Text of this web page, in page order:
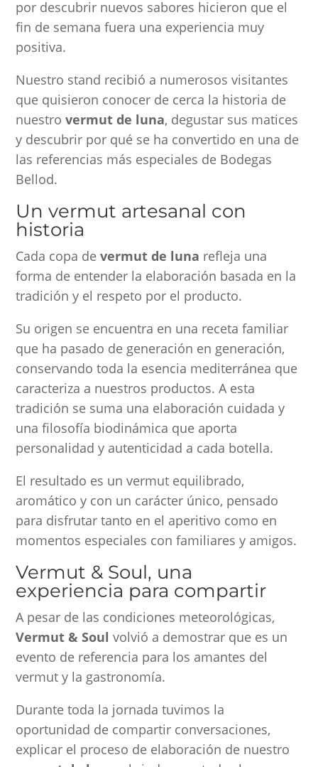
por descubrir nuevos sabores hicieron que el
fin de semana fuera una experiencia muy
positiva.
Nuestro stand recibió a numerosos visitantes
que quisieron conocer de cerca la historia de
nuestrovermut de luna, degustar sus matices
y descubrir por qué se ha convertido en una de
las referencias más especiales de Bodegas
Bellod.
Un vermut artesanal con
historia
Cada copa devermut de luna refleja una
forma de entender la elaboración basada en la
tradición y el respeto por el producto.
Su origen se encuentra en una receta familiar
que ha pasado de generación en generación,
conservando toda la esencia mediterránea que
caracteriza a nuestros productos. A esta
tradición se suma una elaboración cuidada y
una filosofía biodinámica que aporta
personalidad y autenticidad a cada botella.
El resultado es un vermut equilibrado,
aromático y con un carácter único, pensado
para disfrutar tanto en el aperitivo como en
momentos especiales con familiares y amigos.
Vermut & Soul, una
experiencia para compartir
A pesar de las condiciones meteorológicas,
Vermut & Soul volvió a demostrar que es un
evento de referencia para los amantes del
vermut y la gastronomía.
Durante toda la jornada tuvimos la
oportunidad de compartir conversaciones,
explicar el proceso de elaboración de nuestro